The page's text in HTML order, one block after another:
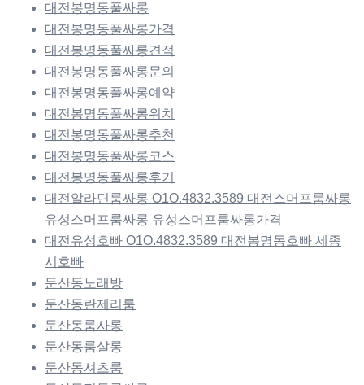
대전봉명동풀싸롱
대전봉명동풀싸롱가격
대전봉명동풀싸롱견적
대전봉명동풀싸롱문의
대전봉명동풀싸롱예약
대전봉명동풀싸롱위치
대전봉명동풀싸롱추천
대전봉명동풀싸롱코스
대전봉명동풀싸롱후기
대전알라딘룸싸롱 O1O.4832.3589 대전스머프룸싸롱
유성스머프룸싸롱 유성스머프룸싸롱가격
대전유성호빠 O1O.4832.3589 대전봉명동호빠 세종
시호빠
둔산동노래방
둔산동란제리룸
둔산동룸사롱
둔산동룸살롱
둔산동셔츠룸